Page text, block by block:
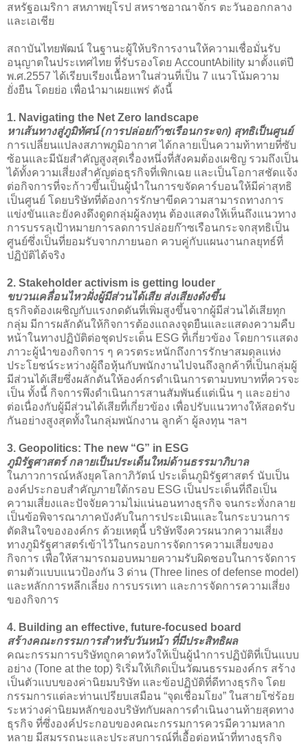
สหรัฐอเมริกา สหภาพยุโรป สหราชอาณาจักร ตะวันออกกลาง
และเอเชีย
สถาบันไทยพัฒน์ ในฐานะผู้ให้บริการงานให้ความเชื่อมั่นรับ
อนุญาตในประเทศไทย ที่รับรองโดย AccountAbility มาตั้งแต่ปี
พ.ศ.2557 ได้เรียบเรียงเนื้อหาในส่วนที่เป็น 7 แนวโน้มความ
ยั่งยืน โดยย่อ เพื่อนำมาเผยแพร่ ดังนี้
1. Navigating the Net Zero landscape
หาเส้นทางสู่ภูมิทัศน์ (การปล่อยก๊าซเรือนกระจก) สุทธิเป็นศูนย์
การเปลี่ยนแปลงสภาพภูมิอากาศ ได้กลายเป็นความท้าทายที่ซับ
ซ้อนและมีนัยสำคัญสูงสุดเรื่องหนึ่งที่สังคมต้องเผชิญ รวมถึงเป็น
ได้ทั้งความเสี่ยงสำคัญต่อธุรกิจที่เพิกเฉย และเป็นโอกาสชัดแจ้ง
ต่อกิจการที่จะก้าวขึ้นเป็นผู้นำในการขจัดคาร์บอนให้มีค่าสุทธิ
เป็นศูนย์ โดยบริษัทที่ต้องการรักษาขีดความสามารถทางการ
แข่งขันและยังคงดึงดูดกลุ่มผู้ลงทุน ต้องแสดงให้เห็นถึงแนวทาง
การบรรลุเป้าหมายการลดการปล่อยก๊าซเรือนกระจกสุทธิเป็น
ศูนย์ซึ่งเป็นที่ยอมรับจากภายนอก ควบคู่กับแผนงานกลยุทธ์ที่
ปฏิบัติได้จริง
2. Stakeholder activism is getting louder
ขบวนเคลื่อนไหวฝั่งผู้มีส่วนได้เสีย ส่งเสียงดังขึ้น
ธุรกิจต้องเผชิญกับแรงกดดันที่เพิ่มสูงขึ้นจากผู้มีส่วนได้เสียทุก
กลุ่ม มีการผลักดันให้กิจการต้องแถลงจุดยืนและแสดงความคืบ
หน้าในทางปฏิบัติต่อชุดประเด็น ESG ที่เกี่ยวข้อง โดยการแสดง
ภาวะผู้นำของกิจการ ๆ ควรตระหนักถึงการรักษาสมดุลแห่ง
ประโยชน์ระหว่างผู้ถือหุ้นกับพนักงานไปจนถึงลูกค้าที่เป็นกลุ่มผู้
มีส่วนได้เสียซึ่งผลักดันให้องค์กรดำเนินการตามบทบาทที่ควรจะ
เป็น ทั้งนี้ กิจการพึงดำเนินการสานสัมพันธ์แต่เนิ่น ๆ และอย่าง
ต่อเนื่องกับผู้มีส่วนได้เสียที่เกี่ยวข้อง เพื่อปรับแนวทางให้สอดรับ
กันอย่างสูงสุดทั้งในกลุ่มพนักงาน ลูกค้า ผู้ลงทุน ฯลฯ
3. Geopolitics: The new “G” in ESG
ภูมิรัฐศาสตร์ กลายเป็นประเด็นใหม่ด้านธรรมาภิบาล
ในภาวการณ์หลังยุคโลกาภิวัตน์ ประเด็นภูมิรัฐศาสตร์ นับเป็น
องค์ประกอบสำคัญภายใต้กรอบ ESG เป็นประเด็นที่ถือเป็น
ความเสี่ยงและปัจจัยความไม่แน่นอนทางธุรกิจ จนกระทั่งกลาย
เป็นข้อพิจารณาภาคบังคับในการประเมินและในกระบวนการ
ตัดสินใจขององค์กร ด้วยเหตุนี้ บริษัทจึงควรผนวกความเสี่ยง
ทางภูมิรัฐศาสตร์เข้าไว้ในกรอบการจัดการความเสี่ยงของ
กิจการ เพื่อให้สามารถมอบหมายความรับผิดชอบในการจัดการ
ตามตัวแบบแนวป้องกัน 3 ด่าน (Three lines of defense model)
และหลักการหลีกเลี่ยง การบรรเทา และการจัดการความเสี่ยง
ของกิจการ
4. Building an effective, future-focused board
สร้างคณะกรรมการสำหรับวันหน้า ที่มีประสิทธิผล
คณะกรรมการบริษัทถูกคาดหวังให้เป็นผู้นำการปฏิบัติที่เป็นแบบ
อย่าง (Tone at the top) ริเริ่มให้เกิดเป็นวัฒนธรรมองค์กร สร้าง
เป็นตัวแบบของค่านิยมบริษัท และข้อปฏิบัติที่ดีทางธุรกิจ โดย
กรรมการแต่ละท่านเปรียบเสมือน “จุดเชื่อมโยง” ในสายโซ่ร้อย
ระหว่างค่านิยมหลักของบริษัทกับผลการดำเนินงานท้ายสุดทาง
ธุรกิจ ที่ซึ่งองค์ประกอบของคณะกรรมการควรมีความหลาก
หลาย มีสมรรถนะและประสบการณ์ที่เอื้อต่อหน้าที่ทางธุรกิจ